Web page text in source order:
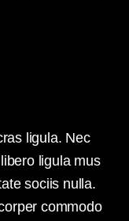
ligula. Nec
ligula mus
sociis nulla.
commodo